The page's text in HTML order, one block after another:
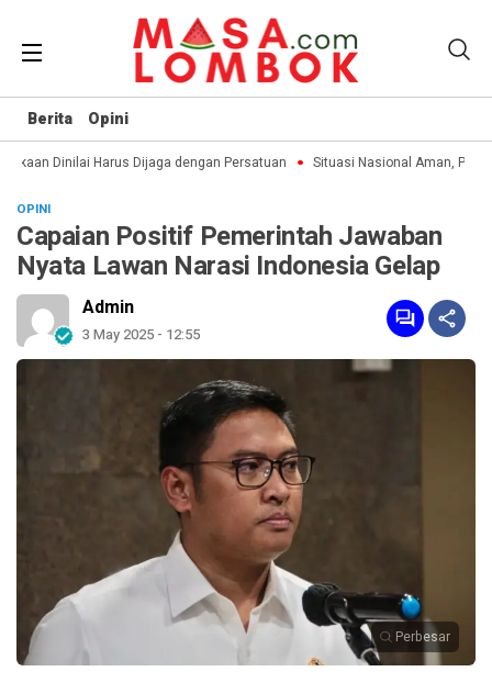
Berita Opini
Dinilai Harus Dijaga dengan Persatuan Situasi Nasional Aman, Publik
OPINI
Capaian Positif Pemerintah Jawaban
Nyata Lawan Narasi Indonesia Gelap
Admin
3 May 2025 - 12:55
Perbesar